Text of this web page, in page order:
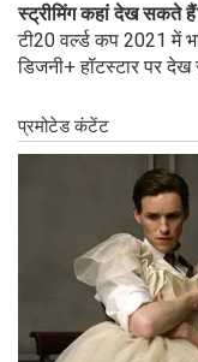
स्ट्रीमिंग कहां देख सकते
टी20 वर्ल्‍ड कप 2021 में
डिजनी+ हॉटस्टार पर